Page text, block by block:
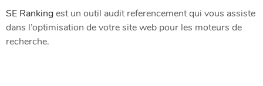
SE Rankingest un outil audit referencement qui vous assiste
dans l’optimisation de votre site web pour les moteurs de
recherche.